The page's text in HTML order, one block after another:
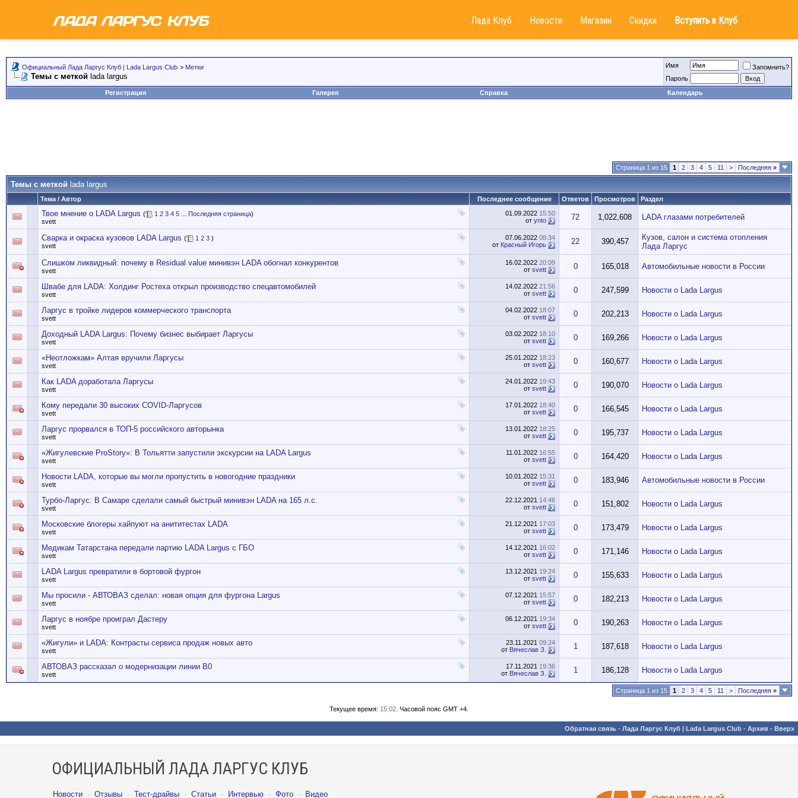
Лада Клуб Новости Магазин Скидки Вступить в Клуб
Официальный Лада Ларгус Клуб | Lada Largus Club > Метки
Темы с меткой lada largus
Имя
Запомнить?
Пароль
Регистрация
Галерея Справка Календарь
Страница 1 из 15 1 2 3 4 5 11 > Последняя »
Темы с меткой lada largus
Тема / Автор Последнее сообщение Ответов Просмотров Раздел
Твое мнение о LADA Largus ( 1 2 3 4 5 Последняя страница)
svett
01.09.2022 15:50
от ynto 72 1,022,608 LADA глазами потребителей
Сварка и окраска кузовов LADA Largus ( 1 2 3 )
svett
07.06.2022 08:34
от Красный Игорь 22 390,457
Кузов, салон и система отопления
Лада Ларгус
Слишком ликвидный: почему в Residual value минивэн LADA обогнал конкурентов
svett
16.02.2022 20:09
от svett 0 165,018 Автомобильные новости в России
Швабе для LADA: Холдинг Ростеха открыл производство спецавтомобилей
svett
14.02.2022 21:56
от svett 0 247,599 Новости о Lada Largus
Ларгус в тройке лидеров коммерческого транспорта
svett
04.02.2022 18:07
от svett 0 202,213 Новости о Lada Largus
Доходный LADA Largus: Почему бизнес выбирает Ларгусы
svett
03.02.2022 18:10
от svett 0 169,266 Новости о Lada Largus
«Неотложкам» Алтая вручили Ларгусы
svett
25.01.2022 18:23
от svett 0 160,677 Новости о Lada Largus
Как LADA доработала Ларгусы
svett
24.01.2022 19:43
от svett 0 190,070 Новости о Lada Largus
Кому передали 30 высоких COVID-Ларгусов
svett
17.01.2022 18:40
от svett 0 166,545 Новости о Lada Largus
Ларгус прорвался в ТОП-5 российского авторынка
svett
13.01.2022 18:25
от svett 0 195,737 Новости о Lada Largus
«Жигулевские ProStory»: В Тольятти запустили экскурсии на LADA Largus
svett
11.01.2022 16:55
от svett 0 164,420 Новости о Lada Largus
Новости LADA, которые вы могли пропустить в новогодние праздники
svett
10.01.2022 15:31
от svett 0 183,946 Автомобильные новости в России
Турбо-Ларгус: В Самаре сделали самый быстрый минивэн LADA на 165 л.с.
svett
22.12.2021 14:46
от svett 0 151,802 Новости о Lada Largus
Московские блогеры хайпуют на анититестах LADA
svett
21.12.2021 17:03
от svett 0 173,479 Новости о Lada Largus
Медикам Татарстана передали партию LADA Largus с ГБО
svett
14.12.2021 16:02
от svett 0 171,146 Новости о Lada Largus
LADA Largus превратили в бортовой фургон
svett
13.12.2021 19:24
от svett 0 155,633 Новости о Lada Largus
Мы просили - АВТОВАЗ сделал: новая опция для фургона Largus
svett
07.12.2021 15:57
от svett 0 182,213 Новости о Lada Largus
Ларгус в ноябре проиграл Дастеру
svett
06.12.2021 19:34
от svett 0 190,263 Новости о Lada Largus
«Жигули» и LADA: Контрасты сервиса продаж новых авто
svett
23.11.2021 09:24
от Вячеслав З. 1 187,618 Новости о Lada Largus
АВТОВАЗ рассказал о модернизации линии В0
svett
17.11.2021 19:36
от Вячеслав З. 1 186,128 Новости о Lada Largus
Страница 1 из 15 1 2 3 4 5 11 > Последняя »
Текущее время: 15:02 . Часовой пояс GMT +4.
Обратная связь - Лада Ларгус Клуб | Lada Largus Club - Архив - Вверх
ОФИЦИАЛЬНЫЙ ЛАДА ЛАРГУС КЛУБ
Новости · Отзывы · Тест-драйвы · Статьи · Интервью · Фото · Видео